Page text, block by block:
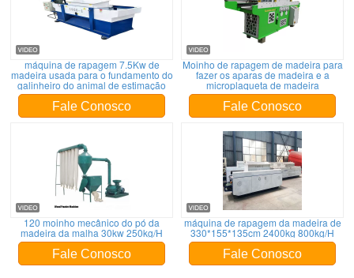
máquina de rapagem 7.5Kw de
madeira usada para o fundamento do
galinheiro do animal de estimação
Fale Conosco
Moinho de rapagem de madeira para
fazer os aparas de madeira e a
microplaqueta de madeira
Fale Conosco
120 moinho mecânico do pó da
madeira da malha 30kw 250kg/H
Fale Conosco
máquina de rapagem da madeira de
330*155*135cm 2400kg 800kg/H
Fale Conosco